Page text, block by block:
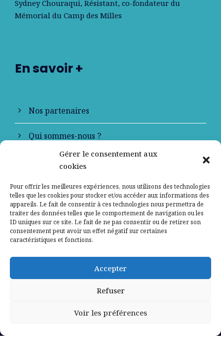
Gérer le consentement aux
cookies
Pour offrir les meilleures expériences, nous utilisons des technologies
telles que les cookies pour stocker et/ou accéder aux informations des
appareils. Le fait de consentir à ces technologies nous permettra de
traiter des données telles que le comportement de navigation ou les
ID uniques sur ce site. Le fait de ne pas consentir ou de retirer son
consentement peut avoir un effet négatif sur certaines
caractéristiques et fonctions.
Accepter
Refuser
Voir les préférences
Sydney Chouraqui, Résistant, co-fondateur du
Mémorial du Camp des Milles
En savoir +
Nos partenaires
Qui sommes-nous ?
Contactez-nous
Mentions légales
Politique de confidentialité